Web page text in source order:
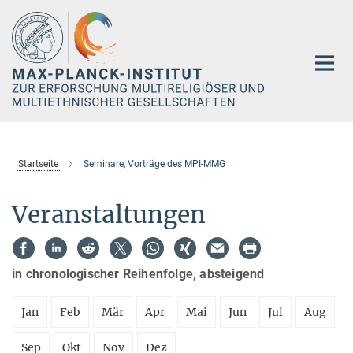
Hauptinhalt
Startseite Seminare, Vorträge des MPI-MMG
Veranstaltungen
in chronologischer Reihenfolge, absteigend
Jan Feb Mär Apr Mai Jun Jul Aug
Sep Okt Nov Dez